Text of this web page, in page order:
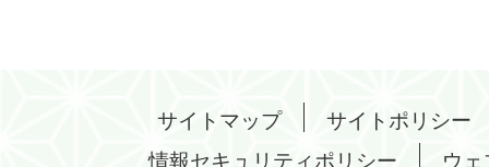
サイトマップ
サイトポリシー
情報セキュリティポリシー
ウ